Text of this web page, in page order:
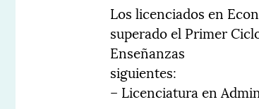
Los licenciados en
superado el Primer
Enseñanzas
siguientes:
– Licenciatura en